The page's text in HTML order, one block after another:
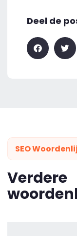
Deel de
SEO
Verdere